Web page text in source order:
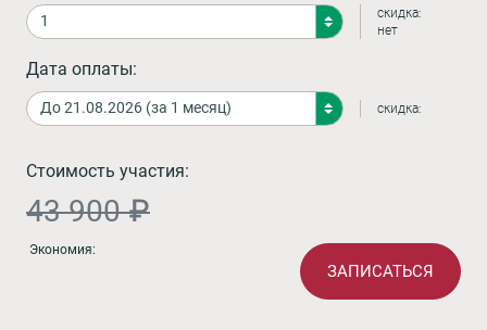
скидка:
нет
Дата оплаты:
скидка:
Стоимость участия:
43 900 ₽
Экономия:
ЗАПИСАТЬСЯ